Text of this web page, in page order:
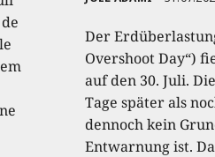
Der
Overshoot Day“)
auf den 30. Juli.
Tage später als
dennoch kein
Entwarnung ist.